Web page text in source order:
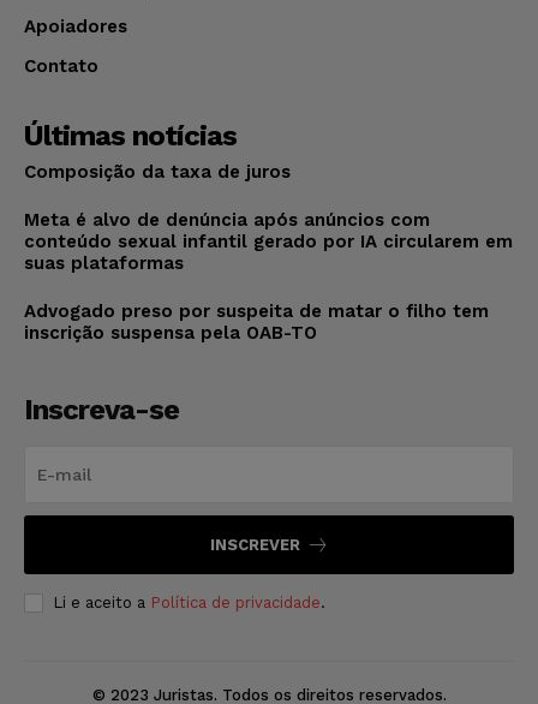
Apoiadores
Contato
Últimas notícias
Composição da taxa de juros
Meta é alvo de denúncia após anúncios com
conteúdo sexual infantil gerado por IA circularem em
suas plataformas
Advogado preso por suspeita de matar o filho tem
inscrição suspensa pela OAB-TO
Inscreva-se
INSCREVER
Li e aceito a Política de privacidade.
© 2023 Juristas. Todos os direitos reservados.